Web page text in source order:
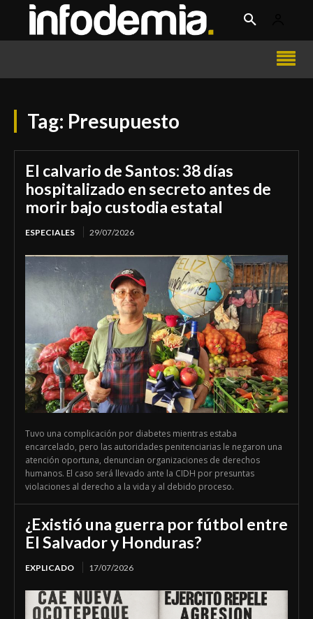
Tag: Presupuesto
El calvario de Santos: 38 días
hospitalizado en secreto antes de
morir bajo custodia estatal
ESPECIALES 29/07/2026
Tuvo una complicación por diabetes mientras estaba
encarcelado, pero las autoridades penitenciarias le negaron una
atención oportuna, denuncian organizaciones de derechos
humanos. El caso será llevado ante la CIDH por presuntas
violaciones al derecho a la vida y al debido proceso.
¿Existió una guerra por fútbol entre
El Salvador y Honduras?
EXPLICADO 17/07/2026